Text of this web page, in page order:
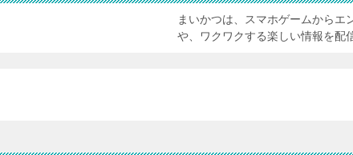
まいかつは、スマホゲームからエ
や、ワクワクする楽しい情報を配